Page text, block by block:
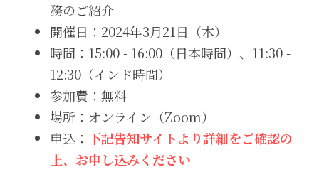
務のご紹介
開催日：2024年3月21日（木）
時間：15:00 - 16:00（日本時間）、11:30 -
12:30（インド時間）
参加費：無料
場所：オンライン（Zoom）
申込： 下記告知サイトより詳細をご確認の
上、お申し込みください